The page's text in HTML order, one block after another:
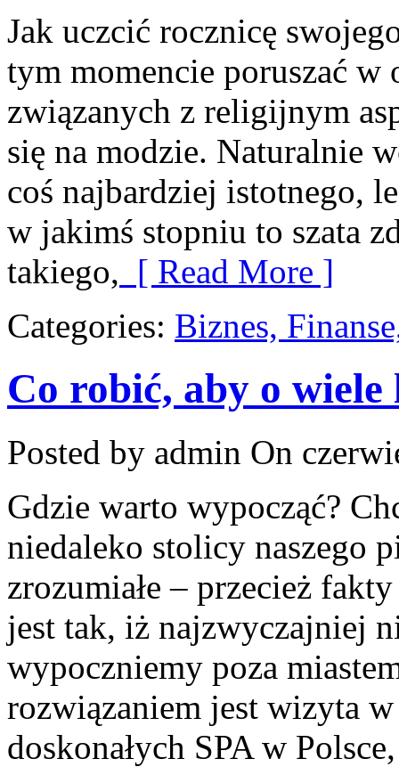
Jak uczcić rocznicę
tym momencie poruszać
związanych z religijnym
się na modzie. Naturalnie
coś najbardziej istotnego,
w jakimś stopniu to szata
takiego, [ Read More ]
Categories: Biznes,
Co robić, aby o wiele
Posted by admin On
Gdzie warto wypocząć?
niedaleko stolicy naszego
zrozumiałe – przecież
jest tak, iż najzwyczajniej
wypoczniemy poza
rozwiązaniem jest wizyta
doskonałych SPA w